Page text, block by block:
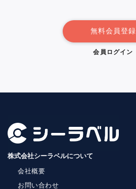
無料会員登録
会員ログイン
株式会社シーラベルについて
会社概要
お問い合わせ